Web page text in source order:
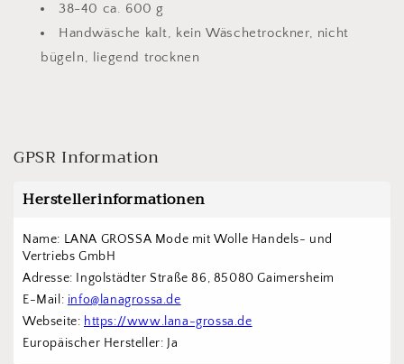
38-40 ca. 600 g
Handwäsche kalt, kein Wäschetrockner, nicht
bügeln, liegend trocknen
GPSR Information
Herstellerinformationen
Name: LANA GROSSA Mode mit Wolle Handels- und
Vertriebs GmbH
Adresse: Ingolstädter Straße 86, 85080 Gaimersheim
E-Mail: info@lanagrossa.de
Webseite: https://www.lana-grossa.de
Europäischer Hersteller: Ja